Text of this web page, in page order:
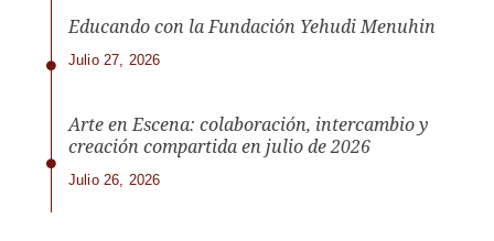
Educando con la Fundación Yehudi Menuhin
Julio 27, 2026
Arte en Escena: colaboración, intercambio y
creación compartida en julio de 2026
Julio 26, 2026